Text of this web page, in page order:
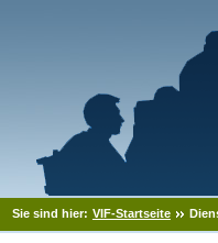
Sie sind hier: VIF-Startseite